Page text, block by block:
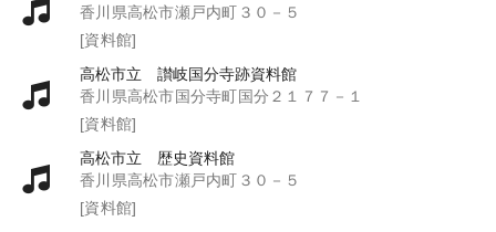
香川県高松市瀬戸内町３０－５
[資料館]
高松市立 讃岐国分寺跡資料館
香川県高松市国分寺町国分２１７７－１
[資料館]
高松市立 歴史資料館
香川県高松市瀬戸内町３０－５
[資料館]